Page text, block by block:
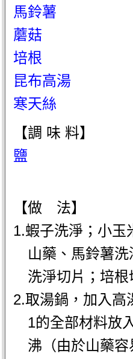
馬鈴薯
蘑菇
培根
昆布高湯
寒天絲
【調 味 料】
鹽
【做 法】
1.蝦子洗淨；小玉
山藥、馬鈴薯
洗淨切片；培根
2.取湯鍋，加入高
1的全部材料放
沸（由於山藥